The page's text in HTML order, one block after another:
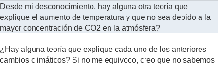
Desde mi desconocimiento, hay alguna otra teoría que
explique el aumento de temperatura y que no sea debido a la
mayor concentración de CO2 en la atmósfera?
¿Hay alguna teoría que explique cada uno de los anteriores
cambios climáticos? Si no me equivoco, creo que no sabemos